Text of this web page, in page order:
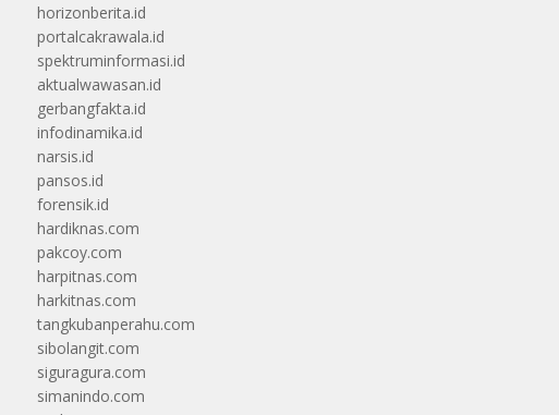
horizonberita.id
portalcakrawala.id
spektruminformasi.id
aktualwawasan.id
gerbangfakta.id
infodinamika.id
narsis.id
pansos.id
forensik.id
hardiknas.com
pakcoy.com
harpitnas.com
harkitnas.com
tangkubanperahu.com
sibolangit.com
siguragura.com
simanindo.com